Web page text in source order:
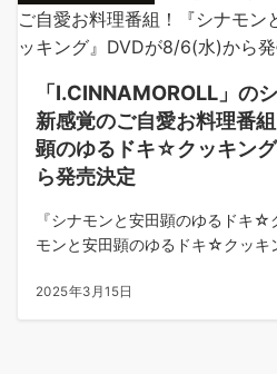
「I.CINNAMOROLL」の
新感覚のご自愛お料理番
顕のゆるドキ☆クッキン
ら発売決定
『シナモンと安田顕のゆるドキ
モンと安田顕のゆるドキ☆クッキ
2025年3月15日